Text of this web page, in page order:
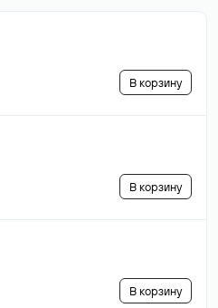
В корзину
В корзину
В корзину